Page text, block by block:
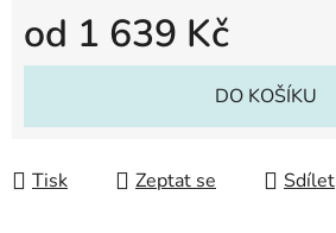
od 1 639 Kč
Měrná cena:
DO KOŠÍKU
Tisk Zeptat se Sdílet